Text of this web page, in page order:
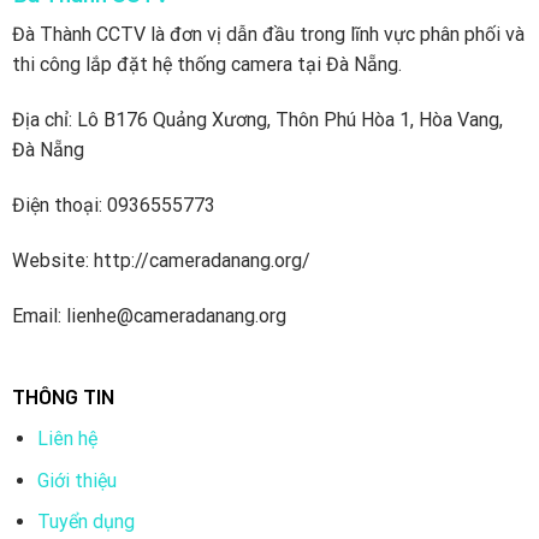
nhân tạo. Ezviz đang dẫn đầu trong việc áp dụng trí tuệ
nhân tạo vào các sản phẩm camera an ninh của mình.
2. Camera Wifi Ezviz H3C Ngoài Trời Cố Định 4MP
của nước nào?
thông minh toàn cầu – là công ty con của Hikvision với sứ
Đà Thành CCTV là đơn vị dẫn đầu trong lĩnh vực phân phối và
thi công lắp đặt hệ thống camera tại Đà Nẵng.
Địa chỉ: Lô B176 Quảng Xương, Thôn Phú Hòa 1, Hòa Vang,
Đà Nẵng
Điện thoại: 0936555773
Website: http://cameradanang.org/
Email: lienhe@cameradanang.org
THÔNG TIN
Liên hệ
Giới thiệu
Tuyển dụng